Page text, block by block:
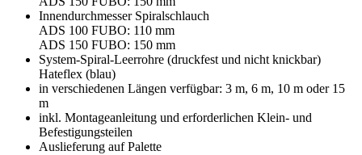
Innendurchmesser Spiralschlauch
ADS 100 FUBO: 110 mm
ADS 150 FUBO: 150 mm
System-Spiral-Leerrohre (druckfest und nicht knickbar)
Hateflex (blau)
in verschiedenen Längen verfügbar: 3 m, 6 m, 10 m oder 15
m
inkl. Montageanleitung und erforderlichen Klein- und
Befestigungsteilen
Auslieferung auf Palette